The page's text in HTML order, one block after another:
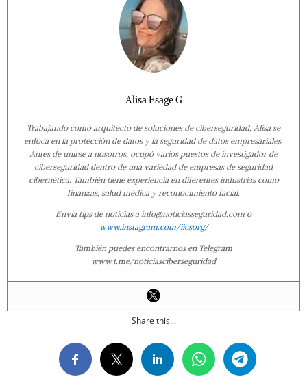
Alisa Esage G
Trabajando como arquitecto de soluciones de ciberseguridad, Alisa se
enfoca en la protección de datos y la seguridad de datos empresariales.
Antes de unirse a nosotros, ocupó varios puestos de investigador de
ciberseguridad dentro de una variedad de empresas de seguridad
cibernética. También tiene experiencia en diferentes industrias como
finanzas, salud médica y reconocimiento facial.
Envía tips de noticias a info@noticiasseguridad.com o
www.instagram.com/iicsorg/
También puedes encontrarnos en Telegram
www.t.me/noticiasciberseguridad
Share this...